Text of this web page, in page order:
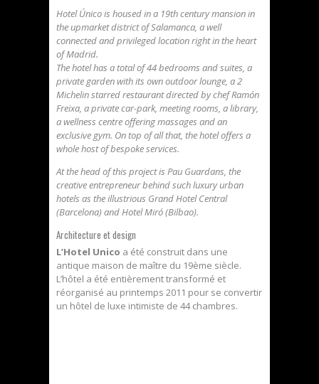
Hotel Único is housed in a 19th century mansion in
the upmarket district of Salamanca, a well
connected and privileged location right in the heart
of Madrid.
The hotel has a total of 44 bedrooms and suites, a
private garden with its own outdoor lounge, a 2
Michelin starred restaurant directed by chef Ramón
Freixa, a private car-park, meeting rooms, a library,
a wellness centre offering massages and an
exclusive gym. On top of all that, the hotel offers a
whole host of bespoke services.
At the head of this project is Pau Guardans, the
creative entrepreneur behind such luxury urban
hotels as the illustrious Grand Hotel Central
(Barcelona) and Hotel Miró (Bilbao).
Architecture et design
L’Hotel Unico a été construit dans une
antique maison de maître du 19ème siècle.
L’hôtel a été entièrement transformé et
réorganisé au printemps 2011 pour se convertir
un hôtel de luxe intimiste de 44 chambres.